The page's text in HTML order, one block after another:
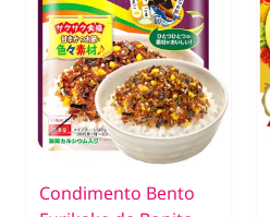
Condimento Bento